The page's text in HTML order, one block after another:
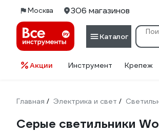
Москва 306 магазинов
Каталог
Акции Инструмент Крепеж
Главная / Электрика и свет /
Серые светильники